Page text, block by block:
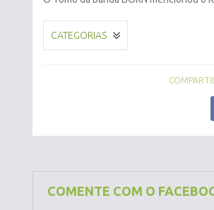
CATEGORIAS
COMENTE COM O